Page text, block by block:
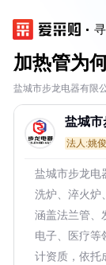
加热管为
盐城市步龙电器有限
盐城市
法人:姚
盐城市步龙电
洗炉、淬火炉
涵盖法兰管、
电子、医疗等
计资质，依托